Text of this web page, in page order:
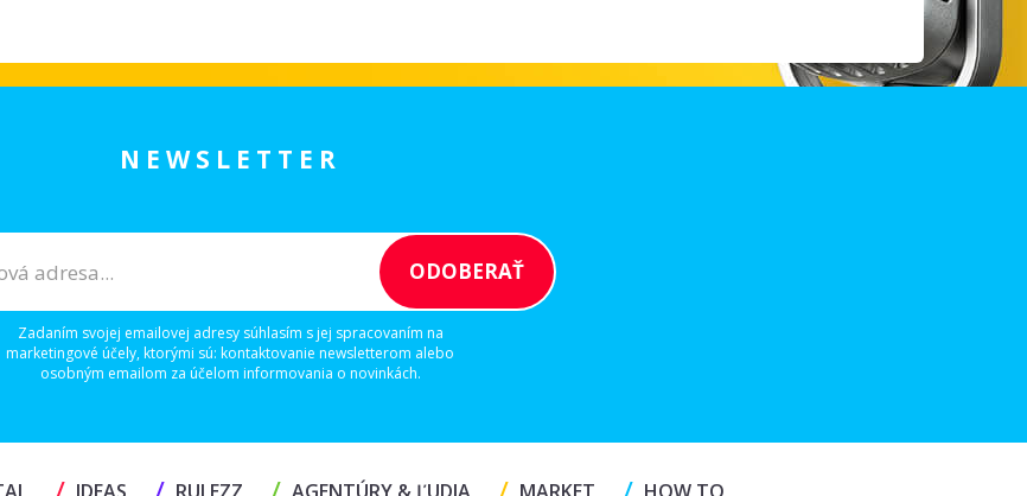
NEWSLETTER
Zadaním svojej emailovej adresy súhlasím s jej spracovaním na
marketingové účely, ktorými sú: kontaktovanie newsletterom alebo
osobným emailom za účelom informovania o novinkách.
/ / / / /